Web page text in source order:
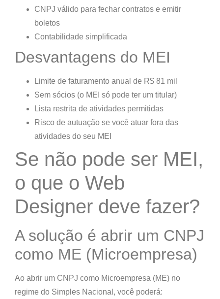
CNPJ válido para fechar contratos e emitir
boletos
Contabilidade simplificada
Desvantagens do MEI
Limite de faturamento anual de R$ 81 mil
Sem sócios (o MEI só pode ter um titular)
Lista restrita de atividades permitidas
Risco de autuação se você atuar fora das
atividades do seu MEI
Se não pode ser MEI,
o que o Web
Designer deve fazer?
A solução é abrir um CNPJ
como ME (Microempresa)
Ao abrir um CNPJ como Microempresa (ME) no
regime do Simples Nacional , você poderá: